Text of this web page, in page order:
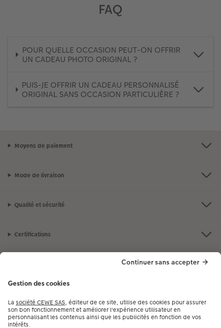
FAQ
POUR QUELLE OCCASION PEUT-ON OFFRIR
UN CADEAU PHOTO ORIGINAL ?
PUIS-JE OFFRIR UN CADEAU PERSONNALISÉ
ORIGINAL SANS OCCASION PARTICULIÈRE ?
Moyens de paiement
Mode de livraison
Qualité et sécurité
Certifications
Services